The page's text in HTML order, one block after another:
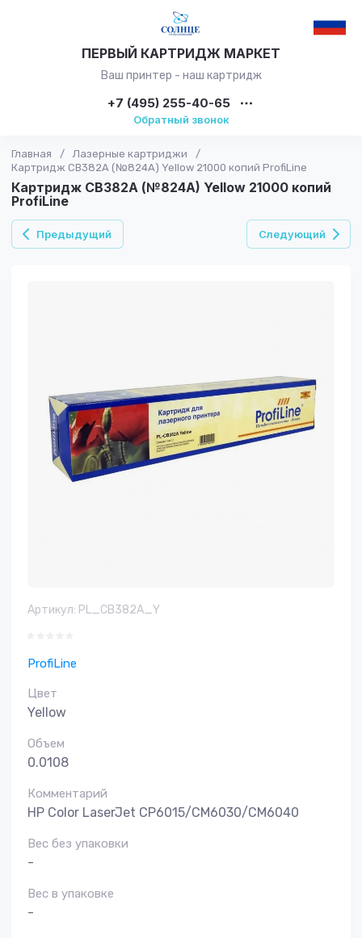
ПЕРВЫЙ КАРТРИДЖ МАРКЕТ
Ваш принтер - наш картридж
+7 (495) 255-40-65
Обратный звонок
Главная / Лазерные картриджи
/
Картридж CB382A (№824A) Yellow 21000 копий ProfiLine
Картридж CB382A (№824A) Yellow 21000 копий
ProfiLine
Предыдущий Следующий
Артикул: PL_CB382A_Y
ProfiLine
Цвет
Yellow
Объем
0.0108
Комментарий
HP Color LaserJet CP6015/CM6030/CM6040
Вес без упаковки
-
Вес в упаковке
-